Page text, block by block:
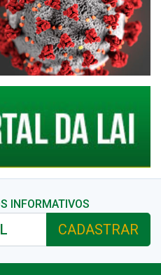
INFORMATIVOS
CADASTRAR